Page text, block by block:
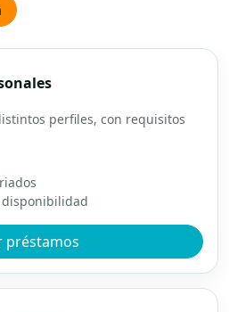
perfiles, con requisitos
préstamos